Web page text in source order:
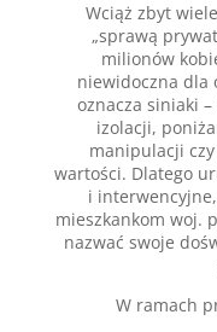
Wciąż zbyt
„sprawą
milionów
niewidoczna dla
oznacza siniaki
izolacji,
manipulacji
wartości. Dlatego
i
mieszkankom woj.
nazwać swoje
W ramach